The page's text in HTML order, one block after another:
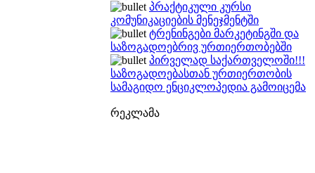
პრაქტიკული კურსი
კომუნიკაციების მენეჯმენტში
ტრენინგები მარკეტინგში და
საზოგადოებრივ ურთიერთობებში
პირველად საქართველოში!!!
საზოგადოებასთან ურთიერთობის
სამაგიდო ენციკლოპედია გამოიცემა
რეკლამა